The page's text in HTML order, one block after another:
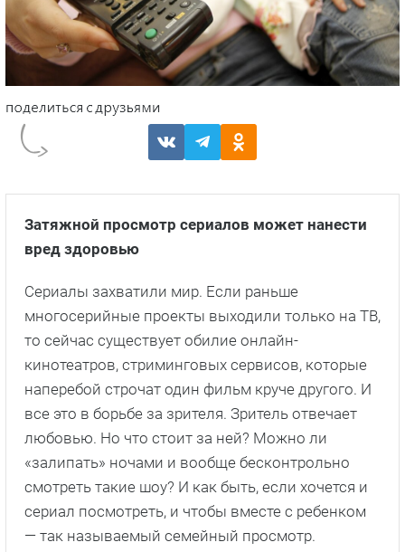
Затяжной просмотр сериалов может нанести
вред здоровью
Сериалы захватили мир. Если раньше
многосерийные проекты выходили только на ТВ,
то сейчас существует обилие онлайн-
кинотеатров, стриминговых сервисов, которые
наперебой строчат один фильм круче другого. И
все это в борьбе за зрителя. Зритель отвечает
любовью. Но что стоит за ней? Можно ли
«залипать» ночами и вообще бесконтрольно
смотреть такие шоу? И как быть, если хочется и
сериал посмотреть, и чтобы вместе с ребенком
— так называемый семейный просмотр.